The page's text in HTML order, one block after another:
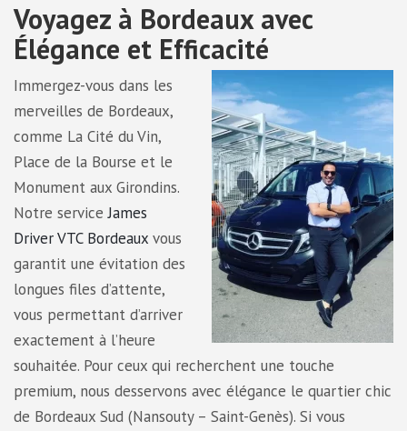
Voyagez à Bordeaux avec
Élégance et Efficacité
Immergez-vous dans les
merveilles de Bordeaux,
comme La Cité du Vin,
Place de la Bourse et le
Monument aux Girondins.
Notre serviceJames
Driver VTC Bordeaux vous
garantit une évitation des
longues files d’attente,
vous permettant d’arriver
exactement à l’heure
souhaitée. Pour ceux qui recherchent une touche
premium, nous desservons avec élégance le quartier chic
de Bordeaux Sud (Nansouty – Saint-Genès). Si vous